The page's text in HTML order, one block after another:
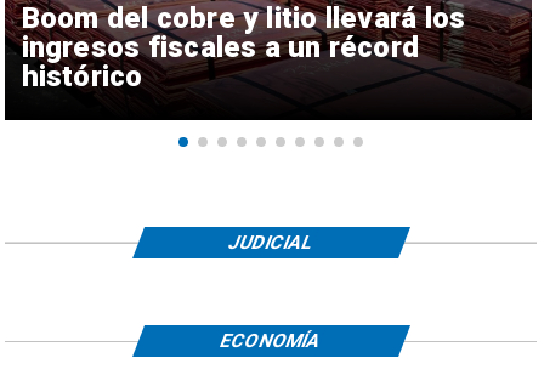
Boom del cobre y litio llevará los
ingresos fiscales a un récord
histórico
JUDICIAL
ECONOMÍA